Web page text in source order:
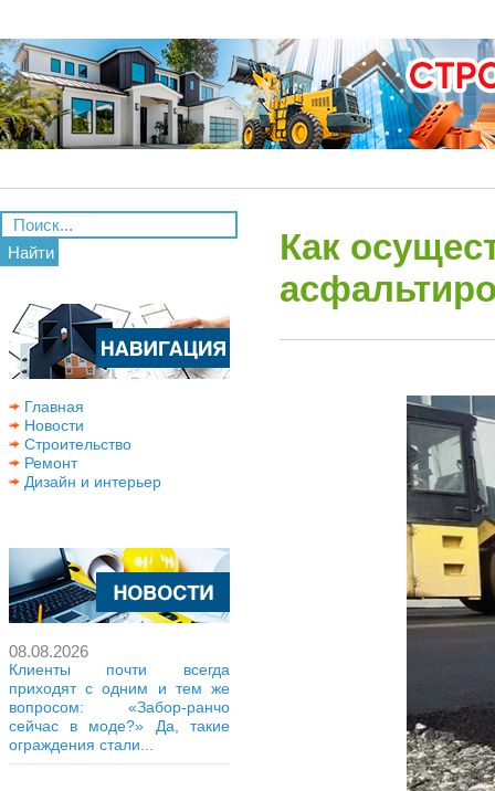
Найти
Главная
Новости
Строительство
Ремонт
Дизайн и интерьер
08.08.2026
Клиенты почти всегда
приходят с одним и тем же
вопросом: «Забор-ранчо
сейчас в моде?» Да, такие
ограждения стали...
Как